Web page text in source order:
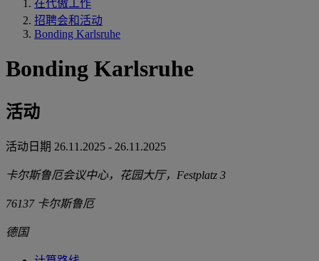
在代傲工作
招聘会和活动
Bonding Karlsruhe
Bonding Karlsruhe
活动
活动日期 26.11.2025 - 26.11.2025
卡尔斯鲁厄会议中心，花园大厅，Festplatz 3
76137 卡尔斯鲁厄
德国